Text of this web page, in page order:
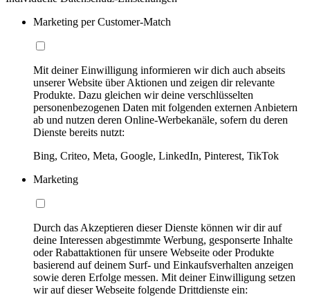
Marketing per Customer-Match
Mit deiner Einwilligung informieren wir dich auch abseits
unserer Website über Aktionen und zeigen dir relevante
Produkte. Dazu gleichen wir deine verschlüsselten
personenbezogenen Daten mit folgenden externen Anbietern
ab und nutzen deren Online-Werbekanäle, sofern du deren
Dienste bereits nutzt:
Bing, Criteo, Meta, Google, LinkedIn, Pinterest, TikTok
Marketing
Durch das Akzeptieren dieser Dienste können wir dir auf
deine Interessen abgestimmte Werbung, gesponserte Inhalte
oder Rabattaktionen für unsere Webseite oder Produkte
basierend auf deinem Surf- und Einkaufsverhalten anzeigen
sowie deren Erfolge messen. Mit deiner Einwilligung setzen
wir auf dieser Webseite folgende Drittdienste ein: